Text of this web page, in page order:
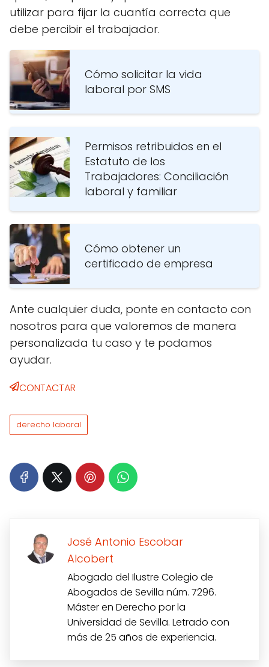
utilizar para fijar la cuantía correcta que
debe percibir el trabajador.
Cómo solicitar la vida
laboral por SMS
Permisos retribuidos en el
Estatuto de los
Trabajadores: Conciliación
laboral y familiar
Cómo obtener un
certificado de empresa
Ante cualquier duda, ponte en contacto con
nosotros para que valoremos de manera
personalizada tu caso y te podamos
ayudar.
CONTACTAR
derecho laboral
José Antonio Escobar
Alcobert
Abogado del Ilustre Colegio de
Abogados de Sevilla núm. 7296.
Máster en Derecho por la
Universidad de Sevilla. Letrado con
más de 25 años de experiencia.